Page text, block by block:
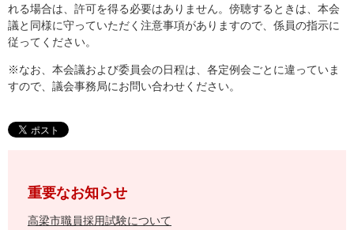
れる場合は、許可を得る必要はありません。傍聴するときは、本会
議と同様に守っていただく注意事項がありますので、係員の指示に
従ってください。
※なお、本会議および委員会の日程は、各定例会ごとに違っていま
すので、議会事務局にお問い合わせください。
重要なお知らせ
高梁市職員採用試験について